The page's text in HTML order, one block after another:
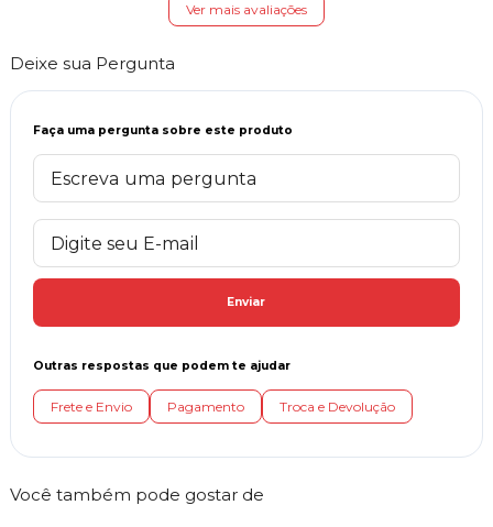
Ver mais avaliações
Deixe sua Pergunta
Faça uma pergunta sobre este produto
Enviar
Outras respostas que podem te ajudar
Frete e Envio Pagamento Troca e Devolução
Você também pode gostar de